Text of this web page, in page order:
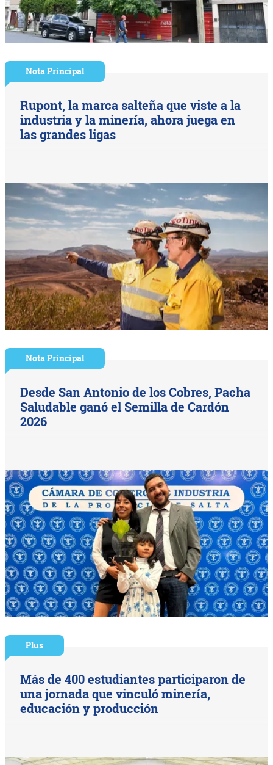
Nota Principal
Rupont, la marca salteña que viste a la
industria y la minería, ahora juega en
las grandes ligas
Nota Principal
Desde San Antonio de los Cobres, Pacha
Saludable ganó el Semilla de Cardón
2026
Plus
Más de 400 estudiantes participaron de
una jornada que vinculó minería,
educación y producción